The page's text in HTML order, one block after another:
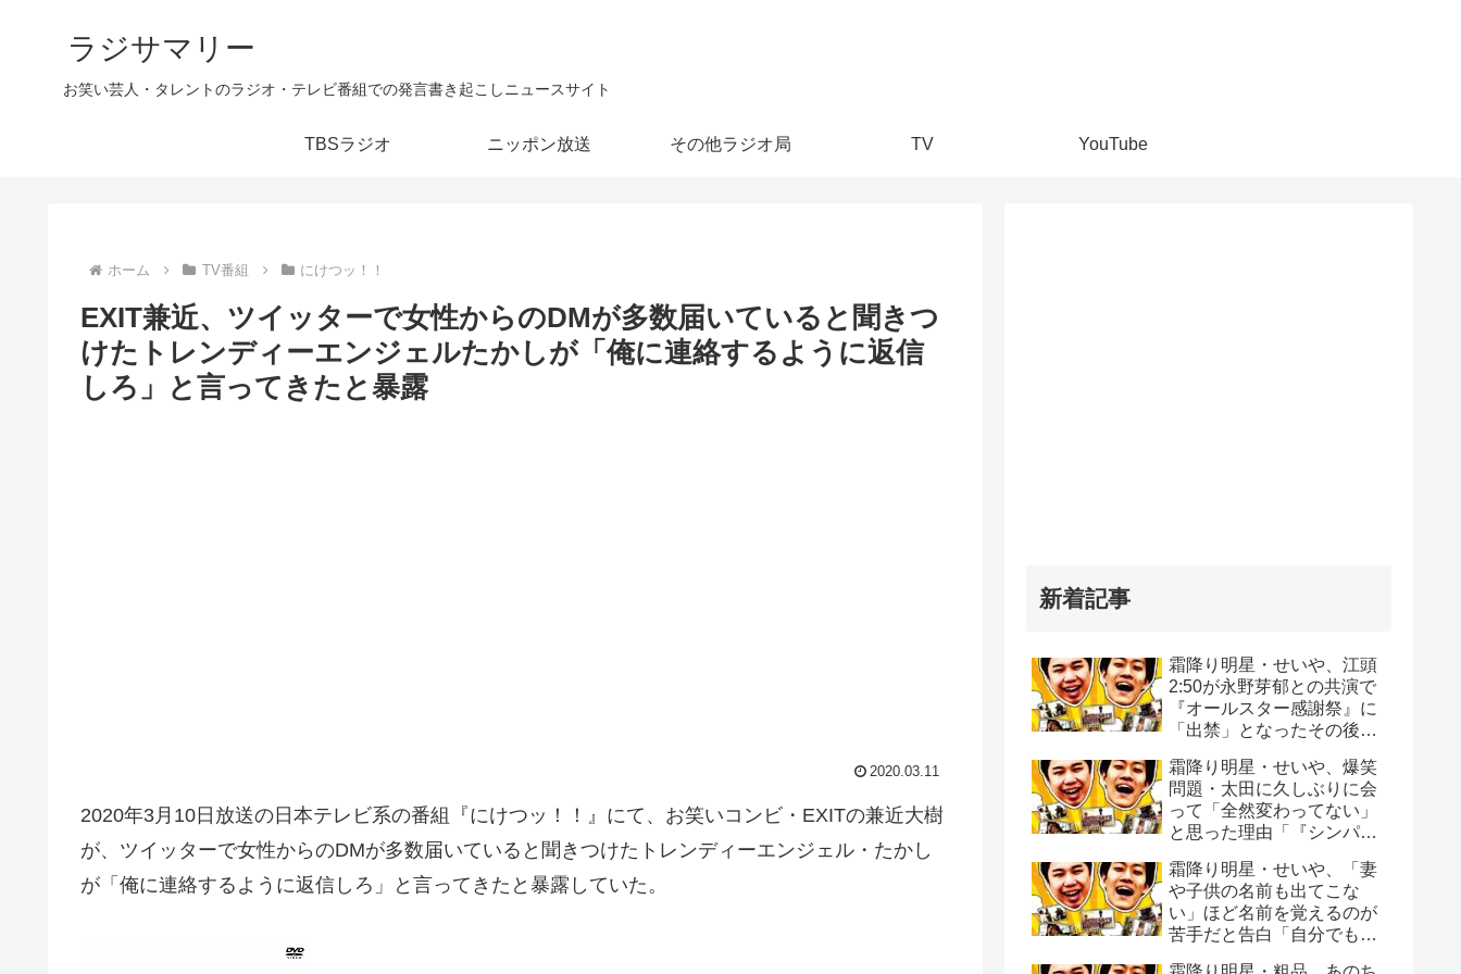
ラジサマリー
お笑い芸人・タレントのラジオ・テレビ番組での発言書き起こしニュースサイト
TBSラジオ ニッポン放送 その他ラジオ局 TV YouTube
ホーム TV番組 にけつッ！！
EXIT兼近、ツイッターで女性からのDMが多数届いていると聞きつ
けたトレンディーエンジェルたかしが「俺に連絡するように返信
しろ」と言ってきたと暴露
2020.03.11
2020年3月10日放送の日本テレビ系の番組『にけつッ！！』にて、お笑いコンビ・EXITの兼近大樹
が、ツイッターで女性からのDMが多数届いていると聞きつけたトレンディーエンジェル・たかし
が「俺に連絡するように返信しろ」と言ってきたと暴露していた。
新着記事
霜降り明星・せいや、江頭
2:50が永野芽郁との共演で
『オールスター感謝祭』に
「出禁」となったその後
ゃんねるで撮影を…」
霜降り明星・せいや、爆笑
問題・太田に久しぶりに会
って「全然変わってない」
と思った理由「『シンパイ
ない」
霜降り明星・せいや、「妻
や子供の名前も出てこな
い」ほど名前を覚えるのが
苦手だと告白「自分でもビ